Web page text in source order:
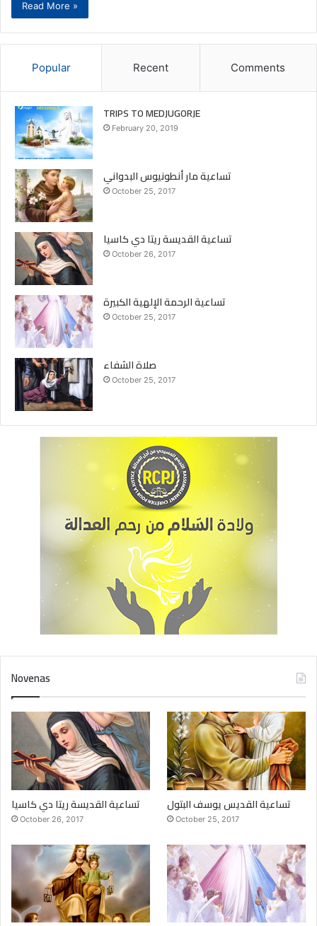
Read More »
Popular Recent Comments
TRIPS TO MEDJUGORJE
February 20, 2019
تساعية مار أنطونيوس البدواني
October 25, 2017
تساعية القديسة ريتا دي كاسيا
October 26, 2017
تساعية الرحمة الإلهية الكبيرة
October 25, 2017
صلاة الشفاء
October 25, 2017
Novenas
تساعية القديسة ريتا دي كاسيا
October 26, 2017
تساعية القديس يوسف البتول
October 25, 2017